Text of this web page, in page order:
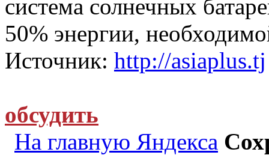
система солнечных
50% энергии,
Источник: http://asiaplus.tj
обсудить
На главную Яндекса